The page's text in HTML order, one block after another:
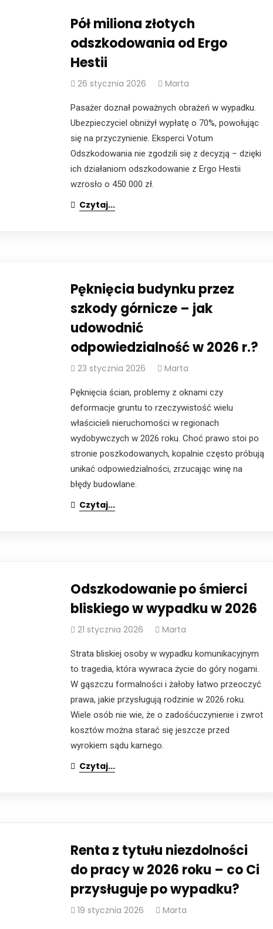
Pół miliona złotych
odszkodowania od Ergo
Hestii
26 stycznia 2026 Marta
Pasażer doznał poważnych obrażeń w wypadku.
Ubezpieczyciel obniżył wypłatę o 70%, powołując
się na przyczynienie. Eksperci Votum
Odszkodowania nie zgodzili się z decyzją – dzięki
ich działaniom odszkodowanie z Ergo Hestii
wzrosło o 450 000 zł.
Czytaj...
Pęknięcia budynku przez
szkody górnicze – jak
udowodnić
odpowiedzialność w 2026 r.?
23 stycznia 2026 Marta
Pęknięcia ścian, problemy z oknami czy
deformacje gruntu to rzeczywistość wielu
właścicieli nieruchomości w regionach
wydobywczych w 2026 roku. Choć prawo stoi po
stronie poszkodowanych, kopalnie często próbują
unikać odpowiedzialności, zrzucając winę na
błędy budowlane.
Czytaj...
Odszkodowanie po śmierci
bliskiego w wypadku w 2026
21 stycznia 2026 Marta
Strata bliskiej osoby w wypadku komunikacyjnym
to tragedia, która wywraca życie do góry nogami.
W gąszczu formalności i żałoby łatwo przeoczyć
prawa, jakie przysługują rodzinie w 2026 roku.
Wiele osób nie wie, że o zadośćuczynienie i zwrot
kosztów można starać się jeszcze przed
wyrokiem sądu karnego.
Czytaj...
Renta z tytułu niezdolności
do pracy w 2026 roku – co Ci
przysługuje po wypadku?
19 stycznia 2026 Marta